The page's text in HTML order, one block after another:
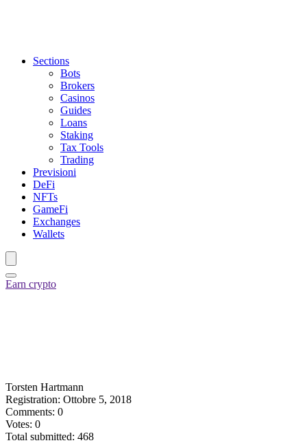
Sections
Bots
Brokers
Casinos
Guides
Loans
Staking
Tax Tools
Trading
Previsioni
DeFi
NFTs
GameFi
Exchanges
Wallets
Earn crypto
Torsten Hartmann
Registration: Ottobre 5, 2018
Comments: 0
Votes: 0
Total submitted: 468